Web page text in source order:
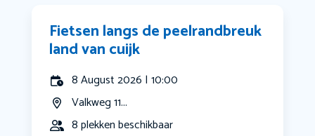
Fietsen langs de peelrandbreuk
land van cuijk
8 August 2026 | 10:00
Valkweg 11...
8 plekken beschikbaar